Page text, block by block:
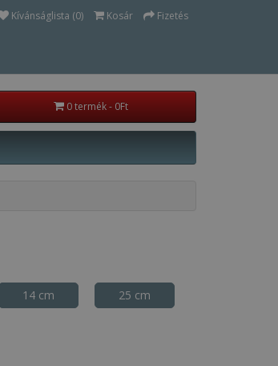
Kívánságlista (0) Kosár Fizetés
0 termék - 0Ft
14 cm 25 cm